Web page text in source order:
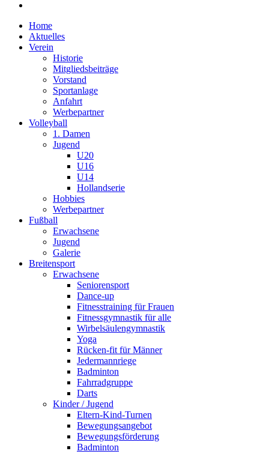
Home
Aktuelles
Verein
Historie
Mitgliedsbeiträge
Vorstand
Sportanlage
Anfahrt
Werbepartner
Volleyball
1. Damen
Jugend
U20
U16
U14
Hollandserie
Hobbies
Werbepartner
Fußball
Erwachsene
Jugend
Galerie
Breitensport
Erwachsene
Seniorensport
Dance-up
Fitnesstraining für Frauen
Fitnessgymnastik für alle
Wirbelsäulengymnastik
Yoga
Rücken-fit für Männer
Jedermannriege
Badminton
Fahrradgruppe
Darts
Kinder / Jugend
Eltern-Kind-Turnen
Bewegungsangebot
Bewegungsförderung
Badminton